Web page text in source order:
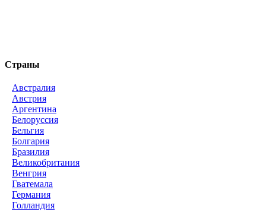
Страны
Австралия
Австрия
Аргентина
Белоруссия
Бельгия
Болгария
Бразилия
Великобритания
Венгрия
Гватемала
Германия
Голландия